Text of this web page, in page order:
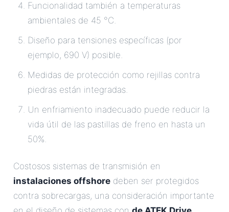
Funcionalidad también a temperaturas
ambientales de 45 °C.
Diseño para tensiones específicas (por
ejemplo, 690 V) posible.
Medidas de protección como rejillas contra
piedras están integradas.
Un enfriamiento inadecuado puede reducir la
vida útil de las pastillas de freno en hasta un
50%.
Costosos sistemas de transmisión en
instalaciones offshore deben ser protegidos
contra sobrecargas, una consideración importante